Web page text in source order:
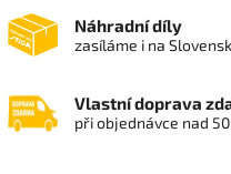
Náhradní díly
zasíláme i na
Vlastní doprava
při objednávce nad